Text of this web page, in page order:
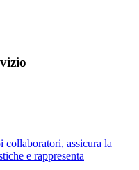
collaboratori, assicura la
e rappresenta